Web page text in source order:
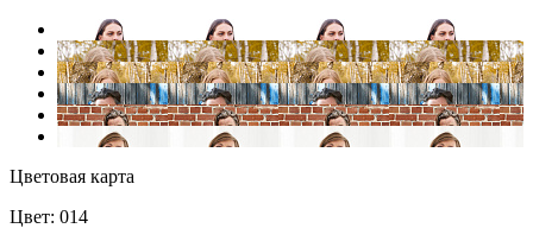
Цветовая карта
Цвет: 014